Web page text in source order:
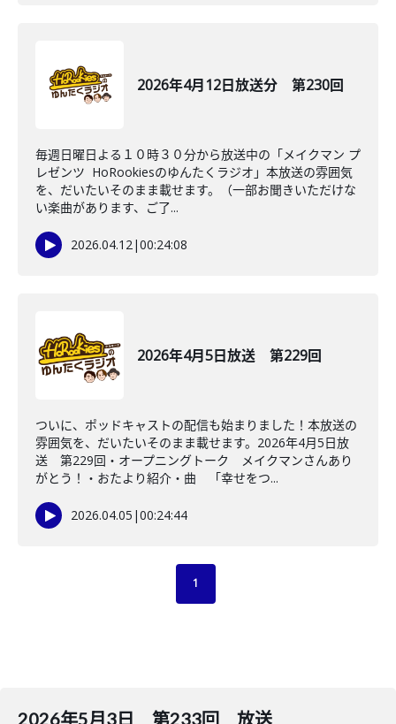
2026年4月12日放送分 第230回
毎週日曜日よる１０時３０分から放送中の「メイクマン プ
レゼンツ HoRookiesのゆんたくラジオ」本放送の雰囲気
を、だいたいそのまま載せます。（一部お聞きいただけな
い楽曲があります、ご了...
2026.04.12|00:24:08
2026年4月5日放送 第229回
ついに、ポッドキャストの配信も始まりました！本放送の
雰囲気を、だいたいそのまま載せます。2026年4月5日放
送 第229回・オープニングトーク メイクマンさんあり
がとう！・おたより紹介・曲 「幸せをつ...
2026.04.05 |00:24:44
1
2026年5月3日 第233回 放送